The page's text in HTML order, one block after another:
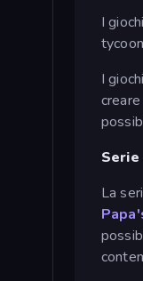
I
I
La